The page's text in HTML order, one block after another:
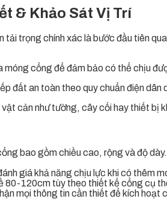
& Khảo Sát Vị Trí
trọng chính xác là bước đầu tiên
móng cổng để đảm bảo có thể chịu
đất an toàn theo quy chuẩn điện
cản như tường, cây cối hay thiết bị
bao gồm chiều cao, rộng và độ
giá khả năng chịu lực khi có thêm
80-120cm tùy theo thiết kế cổng cụ
mọi thông tin cần thiết để kích hoạt